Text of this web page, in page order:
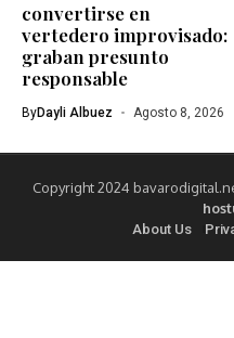
convertirse en
vertedero improvisado:
graban presunto
responsable
ByDayli Albuez Agosto 8, 2026
Copyright 2024
About Us